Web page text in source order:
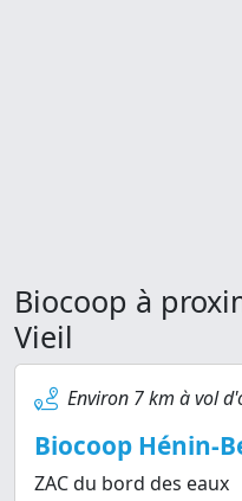
Biocoop à
Vieil
Environ 7 km à vol
Biocoop Hénin-
ZAC du bord des eaux